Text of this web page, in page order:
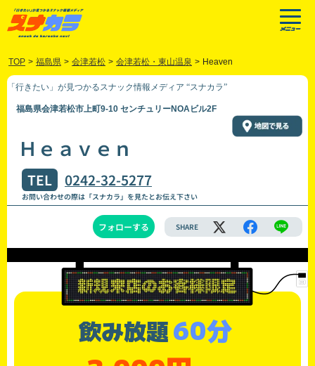
TOP > 福島県 > 会津若松 > 会津若松・東山温泉 > Heaven
「行きたい」が見つかるスナック情報メディア “スナカラ”
福島県会津若松市上町9-10 センチュリーNOAビル2F
Ｈｅａｖｅｎ
TEL 0242-32-5277
お問い合わせの際は「スナカラ」を見たとお伝え下さい
フォローする SHARE
飲み放題60分